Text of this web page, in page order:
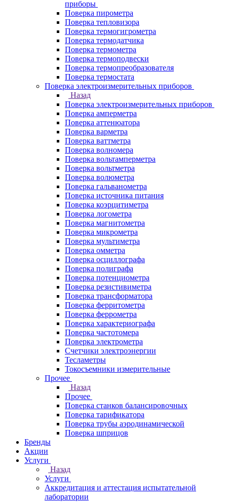
приборы
Поверка пирометра
Поверка тепловизора
Поверка термогигрометра
Поверка термодатчика
Поверка термометра
Поверка термоподвески
Поверка термопреобразователя
Поверка термостата
Поверка электроизмерительных приборов
Назад
Поверка электроизмерительных приборов
Поверка амперметра
Поверка аттенюатора
Поверка варметра
Поверка ваттметра
Поверка волномера
Поверка вольтамперметра
Поверка вольтметра
Поверка волюметра
Поверка гальванометра
Поверка источника питания
Поверка коэрцитиметра
Поверка логометра
Поверка магнитометра
Поверка микрометра
Поверка мультиметра
Поверка омметра
Поверка осциллографа
Поверка полиграфа
Поверка потенциометра
Поверка резистивиметра
Поверка трансформатора
Поверка ферритометра
Поверка феррометра
Поверка характериографа
Поверка частотомера
Поверка электрометра
Счетчики электроэнергии
Тесламетры
Токосъемники измерительные
Прочее
Назад
Прочее
Поверка станков балансировочных
Поверка тарификатора
Поверка трубы аэродинамической
Поверка шприцов
Бренды
Акции
Услуги
Назад
Услуги
Аккредитация и аттестация испытательной
лаборатории